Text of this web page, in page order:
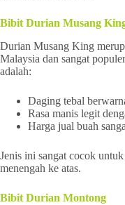
Bibit Durian Musang
Durian Musang King
Malaysia dan sangat
adalah:
Daging tebal
Rasa manis legit
Harga jual buah
Jenis ini sangat cocok
menengah ke atas.
Bibit Durian Montong